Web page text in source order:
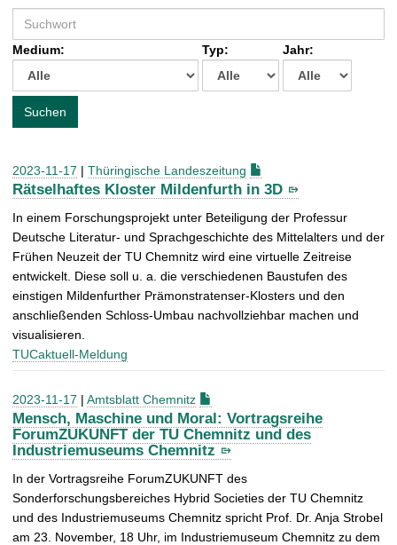
u
c
e
h
:
Medium: Typ: Jahr:
Suchen
2023-11-17 | Thüringische Landeszeitung
Rätselhaftes Kloster Mildenfurth in 3D
In einem Forschungsprojekt unter Beteiligung der Professur
Deutsche Literatur- und Sprachgeschichte des Mittelalters und der
Frühen Neuzeit der TU Chemnitz wird eine virtuelle Zeitreise
entwickelt. Diese soll u. a. die verschiedenen Baustufen des
einstigen Mildenfurther Prämonstratenser-Klosters und den
anschließenden Schloss-Umbau nachvollziehbar machen und
visualisieren.
TUCaktuell-Meldung
2023-11-17 | Amtsblatt Chemnitz
Mensch, Maschine und Moral: Vortragsreihe
ForumZUKUNFT der TU Chemnitz und des
Industriemuseums Chemnitz
In der Vortragsreihe ForumZUKUNFT des
Sonderforschungsbereiches Hybrid Societies der TU Chemnitz
und des Industriemuseums Chemnitz spricht Prof. Dr. Anja Strobel
am 23. November, 18 Uhr, im Industriemuseum Chemnitz zu dem